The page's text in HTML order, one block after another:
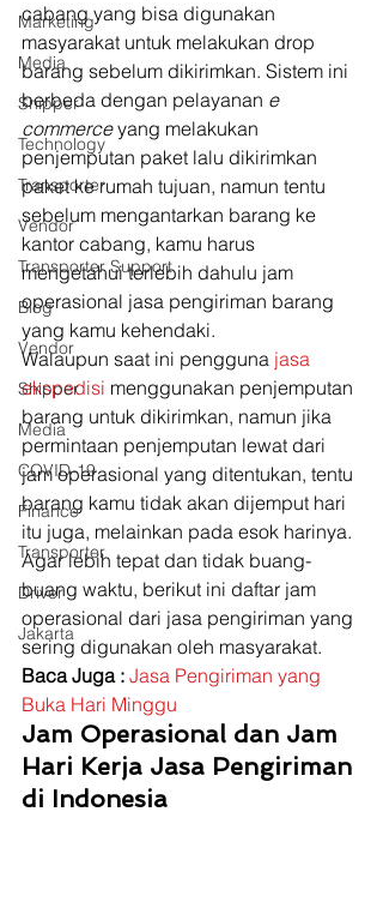
Marketing
Media
Shipper
Technology
Transporter
Vendor
Transporter Support
Blog
Vendor
Shipper
Media
COVID-19
Finance
Transporter
Driver
Jakarta
cabang yang bisa digunakan
masyarakat untuk melakukan drop
barang sebelum dikirimkan. Sistem ini
berbeda dengan pelayanan e
commerce yang melakukan
penjemputan paket lalu dikirimkan
paket ke rumah tujuan, namun tentu
sebelum mengantarkan barang ke
kantor cabang, kamu harus
mengetahui terlebih dahulu jam
operasional jasa pengiriman barang
yang kamu kehendaki.
Walaupun saat ini pengguna jasa
ekspedisi menggunakan penjemputan
barang untuk dikirimkan, namun jika
permintaan penjemputan lewat dari
jam operasional yang ditentukan, tentu
barang kamu tidak akan dijemput hari
itu juga, melainkan pada esok harinya.
Agar lebih tepat dan tidak buang-
buang waktu, berikut ini daftar jam
operasional dari jasa pengiriman yang
sering digunakan oleh masyarakat.
Baca Juga : Jasa Pengiriman yang
Buka Hari Minggu
Jam Operasional dan Jam
Hari Kerja Jasa Pengiriman
di Indonesia